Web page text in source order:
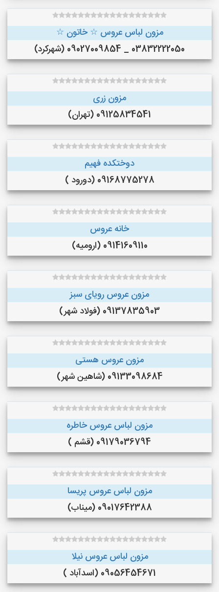
مزون لباس عروس ☆ خاتون ☆
03832222050 _ 09027009854 (شهرکرد)
مزون زری
09125834541 (تهران)
دوختکده فهیم
09168775278 (دورود )
خانه عروس
09141609110 (ارومیه)
مزون عروس رویای سبز
09137835903 (فولاد شهر)
مزون عروس هستی
09133098684 (شاهین شهر)
مزون لباس عروس خاطره
09179036794 (قشم )
مزون لباس عروس پریسا
09017642388 (میناب)
مزون لباس عروس نیلا
09056454671 (اسدآباد )